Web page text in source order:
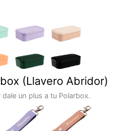
(Llavero Abridor)
un plus a tu Polarbox.